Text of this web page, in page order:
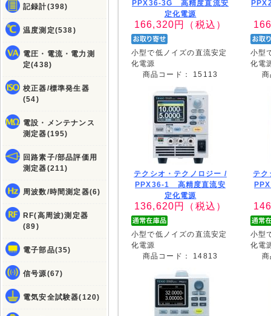
記録計(398)
温度測定(538)
電圧・電流・電力測
定(438)
校正器/標準発生器
(54)
電設・メンテナンス
測定器(195)
回路素子/部品評価用
測定器(211)
周波数/時間測定器(6)
RF(高周波)測定器
(89)
電子部品(35)
信号源(67)
電気安全試験器(120)
PPX36-3G 高精度直流安
定化電源
166,320円（税込）
小型で低ノイズの直流安定
化電源
商品コード： 15113
小型
化電
テクシオ・テクノロジー /
PPX36-1 高精度直流安
定化電源
136,620円（税込）
小型で低ノイズの直流安定
化電源
商品コード： 14813
テク
小型
化電